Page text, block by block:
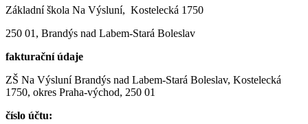
Základní škola Na Výsluní, Kostelecká 1750
250 01, Brandýs nad Labem-Stará Boleslav
fakturační údaje
ZŠ Na Výsluní Brandýs nad Labem-Stará Boleslav, Kostelecká
1750, okres Praha-východ, 250 01
číslo účtu: